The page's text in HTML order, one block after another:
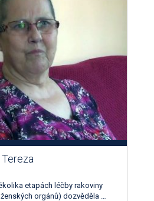
Tereza
etapách léčby rakoviny
orgánů) dozvěděla …